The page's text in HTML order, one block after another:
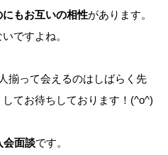
もお互いの相性があります。
ですよね。
揃って会えるのはしばらく先
てお待ちしております！(^o^)
会面談です。